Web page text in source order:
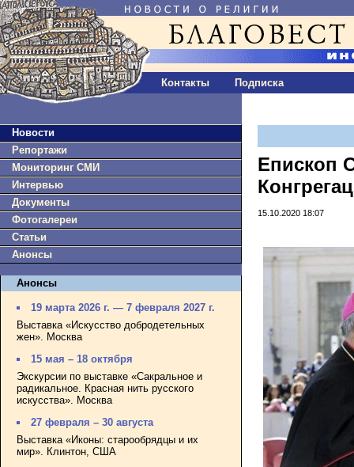
Контакты Подписка
Новости
Репортажи
Мониторинг СМИ
Интервью
Документы
Фотогалереи
Статьи
Анонсы
Анонсы
19 марта 2026 г. — 7 февраля 2027 г.
Выставка «Искусство добродетельных
жен». Москва
15 мая – 18 октября
Экскурсии по выставке «Сакральное и
радикальное. Красная нить русского
искусства». Москва
27 февраля – 30 августа
Выставка «Иконы: старообрядцы и их
мир». Клинтон, США
Епископ
15.10.2020 18:07